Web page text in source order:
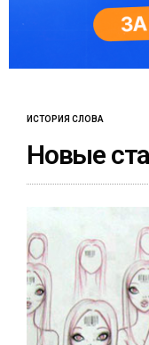
ИСТОРИЯ СЛОВА
Новые